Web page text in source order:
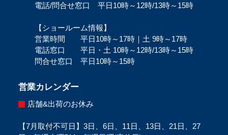
電話/問合せ窓口 平日10時～12時/13時～15時
【ショールーム情報】
営業時間 平日10時～17時｜土 9時～17時
電話窓口 平日・土 10時～12時/13時～15時
問合せ窓口 平日10時～15時
営業カレンダー
店舗&出荷のお休み
【7月取付不可日】3日、6日、11日、13日、21日、27